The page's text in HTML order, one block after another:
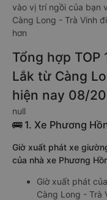
vào vị trí ngồi của bạn
Càng Long - Trà Vinh
hơn
Tổng hợp
Lắk từ Càng
hiện nay 08/
null
🚌 1. Xe Phương
Giờ xuất phát xe
của nhà xe Phương
Giờ xuất phát
Càng Long - Trà